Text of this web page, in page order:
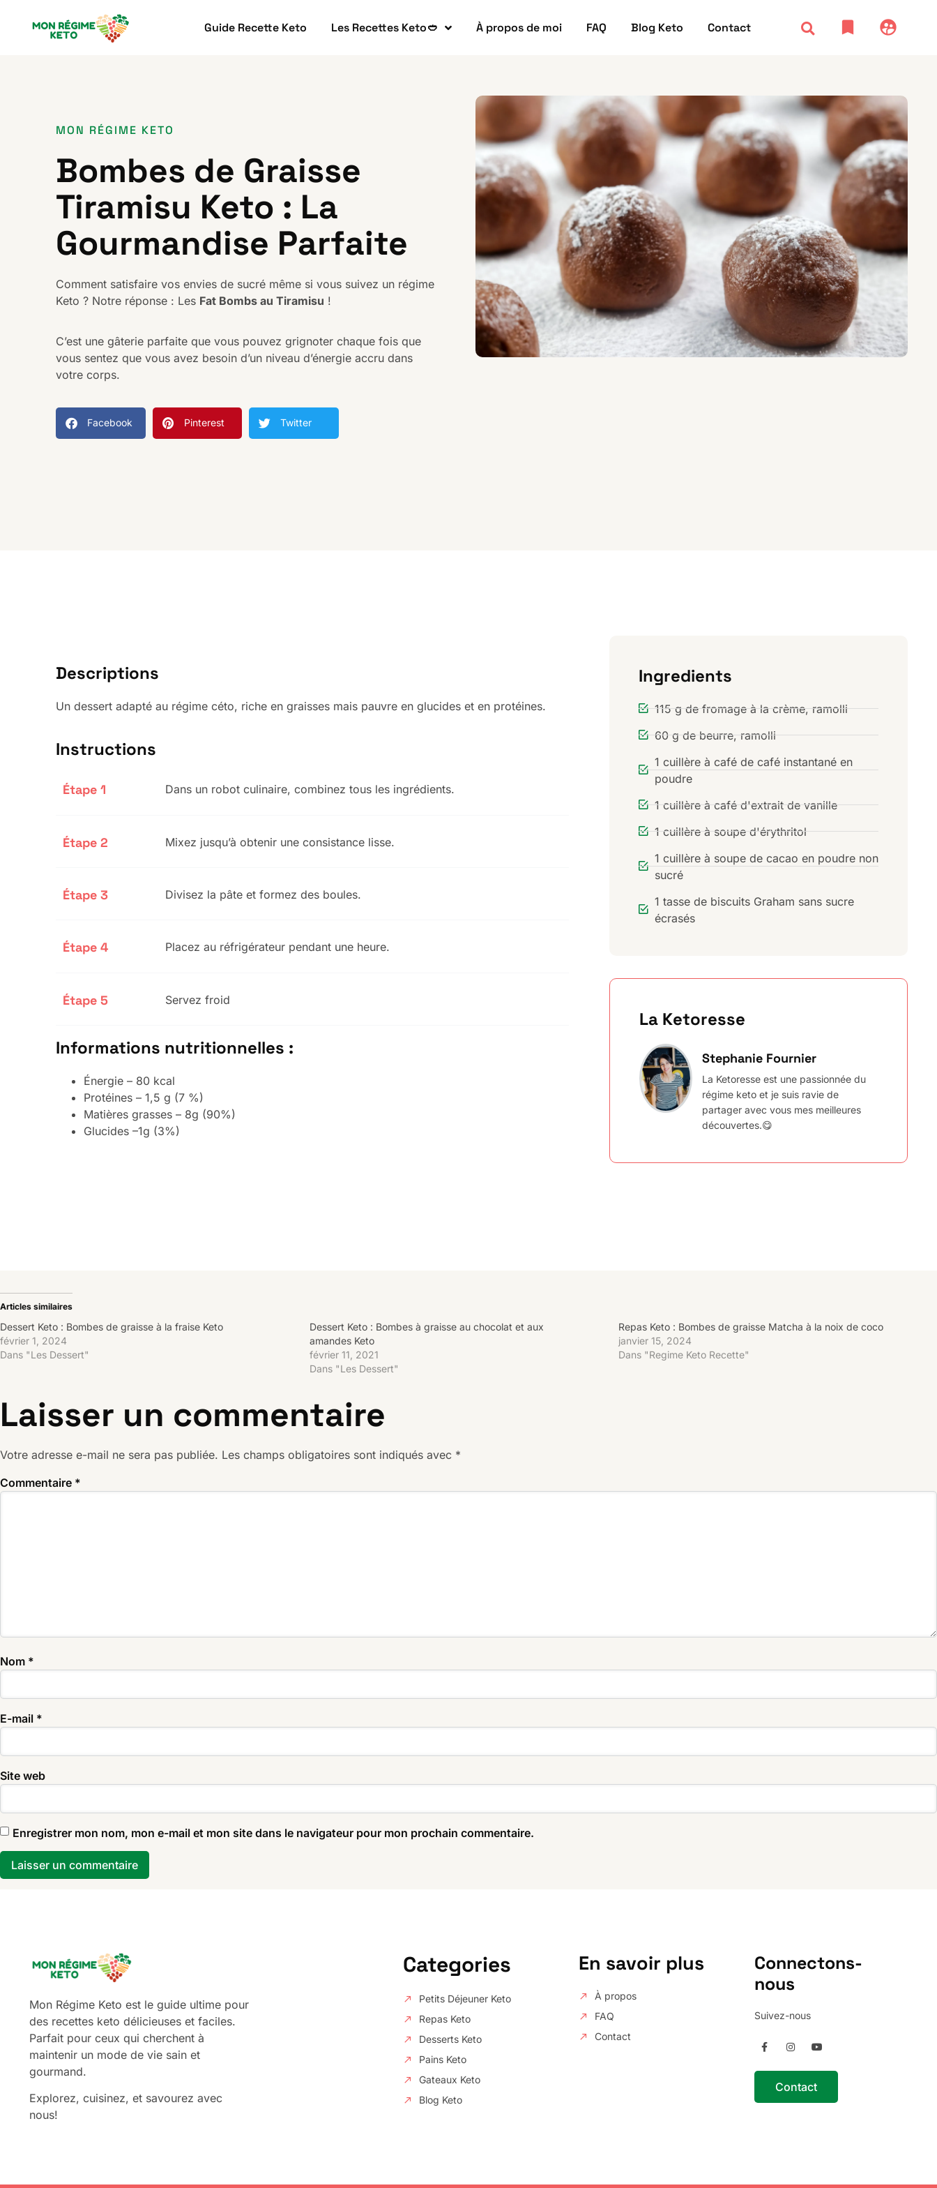
Guide Recette Keto Les Recettes Keto🥙 À propos de moi FAQ Blog Keto Contact
MON RÉGIME KETO
Bombes de Graisse
Tiramisu Keto : La
Gourmandise Parfaite
Comment satisfaire vos envies de sucré même si vous suivez un régime
Keto ? Notre réponse : Les Fat Bombs au Tiramisu !
C’est une gâterie parfaite que vous pouvez grignoter chaque fois que
vous sentez que vous avez besoin d’un niveau d’énergie accru dans
votre corps.
Facebook Pinterest Twitter
Descriptions
Un dessert adapté au régime céto, riche en graisses mais pauvre en glucides et en protéines.
Instructions
Étape 1 Dans un robot culinaire, combinez tous les ingrédients.
Étape 2 Mixez jusqu’à obtenir une consistance lisse.
Étape 3 Divisez la pâte et formez des boules.
Étape 4 Placez au réfrigérateur pendant une heure.
Étape 5 Servez froid
Informations nutritionnelles :
Énergie – 80 kcal
Protéines – 1,5 g (7 %)
Matières grasses – 8g (90%)
Glucides –1g (3%)
Ingredients
115 g de fromage à la crème, ramolli
60 g de beurre, ramolli
1 cuillère à café de café instantané en
poudre
1 cuillère à café d'extrait de vanille
1 cuillère à soupe d'érythritol
1 cuillère à soupe de cacao en poudre non
sucré
1 tasse de biscuits Graham sans sucre
écrasés
La Ketoresse
Stephanie Fournier
La Ketoresse est une passionnée du
régime keto et je suis ravie de
partager avec vous mes meilleures
découvertes.😋
Articles similaires
Dessert Keto : Bombes de graisse à la fraise Keto
février 1, 2024
Dans "Les Dessert"
Dessert Keto : Bombes à graisse au chocolat et aux
amandes Keto
février 11, 2021
Dans "Les Dessert"
Repas Keto : Bombes de graisse Matcha à la noix de coco
janvier 15, 2024
Dans "Regime Keto Recette"
Laisser un commentaire
Votre adresse e-mail ne sera pas publiée. Les champs obligatoires sont indiqués avec *
Commentaire *
Nom *
E-mail *
Site web
Enregistrer mon nom, mon e-mail et mon site dans le navigateur pour mon prochain commentaire.
Mon Régime Keto est le guide ultime pour
des recettes keto délicieuses et faciles.
Parfait pour ceux qui cherchent à
maintenir un mode de vie sain et
gourmand.
Explorez, cuisinez, et savourez avec
nous!
Categories
Petits Déjeuner Keto
Repas Keto
Desserts Keto
Pains Keto
Gateaux Keto
Blog Keto
En savoir plus
À propos
FAQ
Contact
Connectons-
nous
Suivez-nous
Contact